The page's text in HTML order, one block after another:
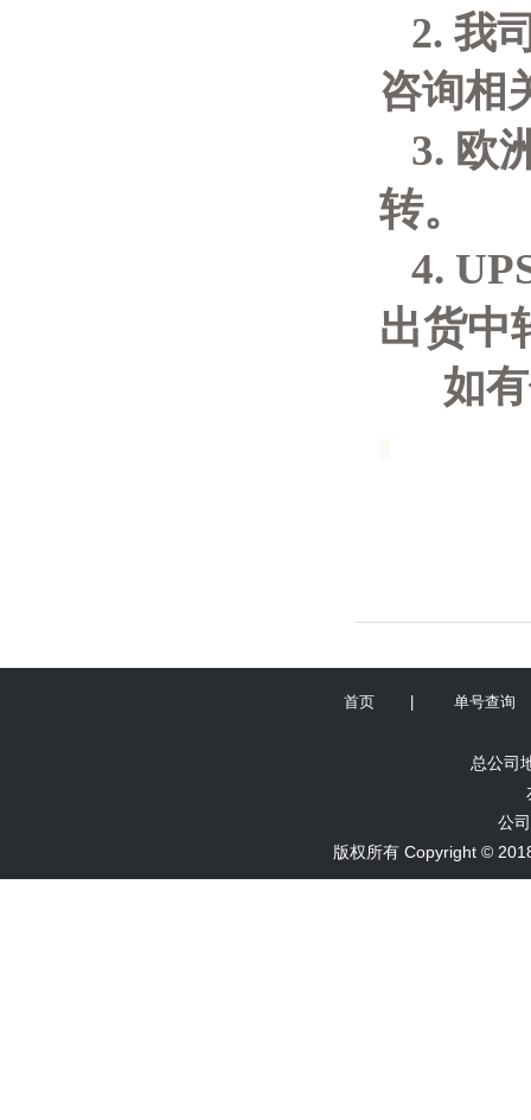
2. 我
咨询相
3. 欧
转。
4.
出货中
如有
首页 单号查询
总公司
公
版权所有 Copyright ©